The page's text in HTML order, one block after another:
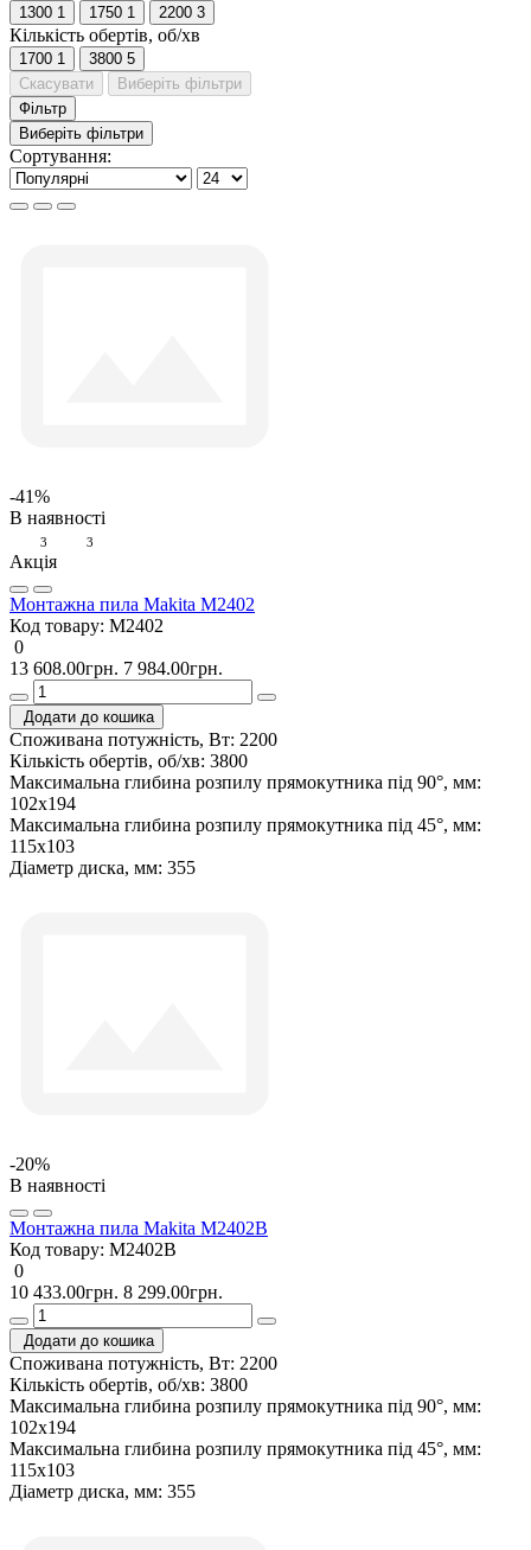
1300 1 1750 1 2200 3
Кількість обертів, об/хв
1700 1 3800 5
Скасувати
Виберіть фільтри
Фільтр
Виберіть фільтри
Сортування:
-41%
В наявності
3 3
Акція
Монтажна пила Makita M2402
Код товару: M2402
0
13 608.00грн. 7 984.00грн.
Додати до кошика
Споживана потужність, Вт: 2200
Кількість обертів, об/хв: 3800
Максимальна глибина розпилу прямокутника під 90°, мм:
102х194
Максимальна глибина розпилу прямокутника під 45°, мм:
115х103
Діаметр диска, мм: 355
-20%
В наявності
Монтажна пила Makita M2402B
Код товару: M2402B
0
10 433.00грн. 8 299.00грн.
Додати до кошика
Споживана потужність, Вт: 2200
Кількість обертів, об/хв: 3800
Максимальна глибина розпилу прямокутника під 90°, мм:
102х194
Максимальна глибина розпилу прямокутника під 45°, мм:
115х103
Діаметр диска, мм: 355